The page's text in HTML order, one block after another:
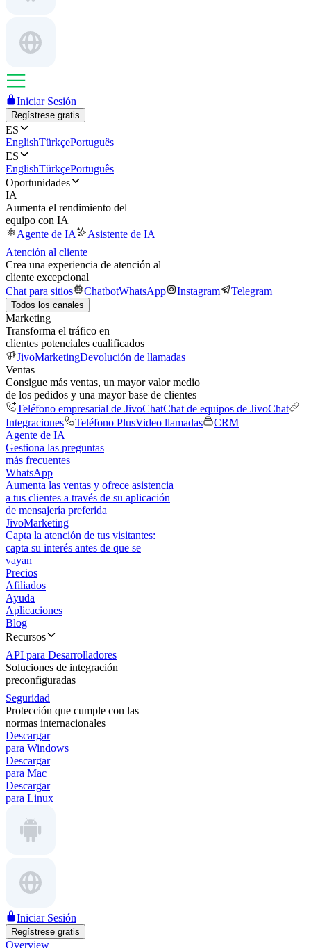
Iniciar Sesión
Regístrese gratis
ES
EnglishTürkçePortuguês
ES
EnglishTürkçePortuguês
Oportunidades
IA
Aumenta el rendimiento del
equipo con IA
Agente de IA
Asistente de IA
Atención al cliente
Crea una experiencia de atención al
cliente excepcional
Chat para sitios
ChatbotWhatsApp Instagram Telegram
Todos los canales
Marketing
Transforma el tráfico en
clientes potenciales cualificados
JivoMarketingDevolución de llamadas
Ventas
Consigue más ventas, un mayor valor medio
de los pedidos y una mayor base de clientes
Teléfono empresarial de JivoChatChat de equipos de JivoChat
Integraciones
Teléfono PlusVideo llamadas
CRM
Agente de IA
Gestiona las preguntas
más frecuentes
WhatsApp
Aumenta las ventas y ofrece asistencia
a tus clientes a través de su aplicación
de mensajería preferida
JivoMarketing
Capta la atención de tus visitantes:
capta su interés antes de que se
vayan
Precios
Afiliados
Ayuda
Aplicaciones
Blog
Recursos
API para Desarrolladores
Soluciones de integración
preconfiguradas
Seguridad
Protección que cumple con las
normas internacionales
Descargar
para Windows
Descargar
para Mac
Descargar
para Linux
Iniciar Sesión
Regístrese gratis
Overview